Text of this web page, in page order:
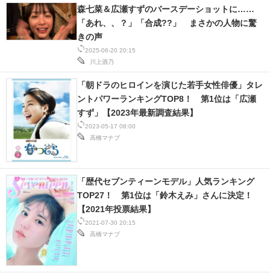
進化するPCとデバイスの未来
好きが集まる 比べて選べる
ビジネスと働き方のヒント
AI活用のいまが分かる
企業ITのトレンドを詳説
経営リーダーのコミュニティ
マーケ×ITの今がよく分かる
ITエンジニア向け専門サイト
企業向けIT製品の総合サイト
IT製品の技術・比較・事例
製造業のIT導入・活用を支援
2025-06-20 20:15
川上酒乃
森七菜＆広瀬すずのバースデーショットに……
「あれ、、？」「合成??」 まさかの人物に驚
きの声
2023-05-17 08:00
高橋マナブ
「朝ドラのヒロインを演じた若手女性俳優」タレ
ントパワーランキングTOP8！ 第1位は「広瀬
すず」【2023年最新調査結果】
2021-07-30 20:15
高橋マナブ
「歴代セブンティーンモデル」人気ランキング
TOP27！ 第1位は「鈴木えみ」さんに決定！
【2021年投票結果】